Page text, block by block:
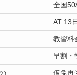
全国50
AT 13
教習料
早割・
仮免再